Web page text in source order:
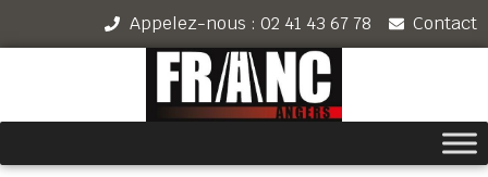
Appelez-nous : 02 41 43 67 78 Contact